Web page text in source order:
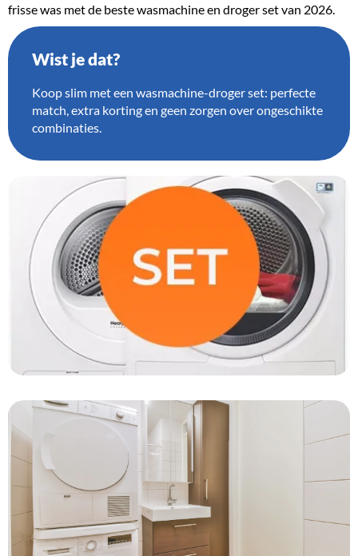
frisse was met de beste wasmachine en droger set van 2026.
Wist je dat?
Koop slim met een wasmachine-droger set: perfecte
match, extra korting en geen zorgen over ongeschikte
combinaties.